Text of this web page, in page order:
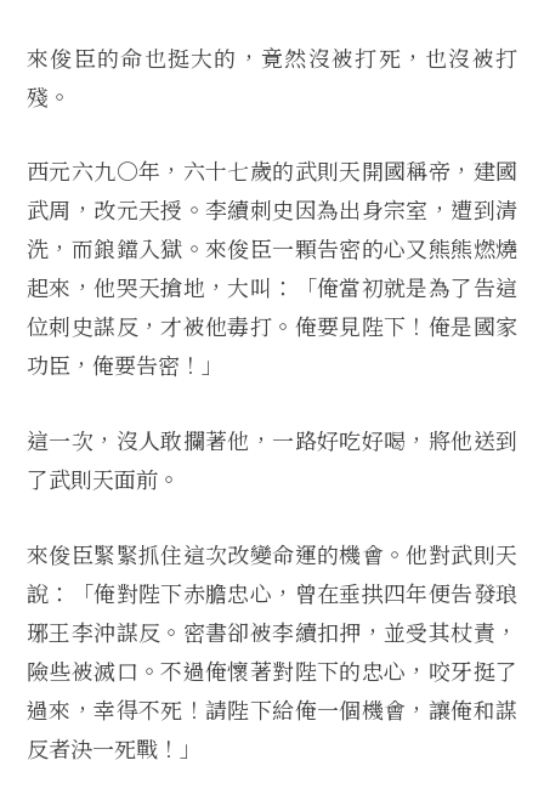
來俊臣的命也挺大的，竟然沒被打死，也沒被打
殘。
西元六九○年，六十七歲的武則天開國稱帝，建國
武周，改元天授。李續刺史因為出身宗室，遭到清
洗，而鋃鐺入獄。來俊臣一顆告密的心又熊熊燃燒
起來，他哭天搶地，大叫：「俺當初就是為了告這
位刺史謀反，才被他毒打。俺要見陛下！俺是國家
功臣，俺要告密！」
這一次，沒人敢攔著他，一路好吃好喝，將他送到
了武則天面前。
來俊臣緊緊抓住這次改變命運的機會。他對武則天
說：「俺對陛下赤膽忠心，曾在垂拱四年便告發琅
琊王李沖謀反。密書卻被李續扣押，並受其杖責，
險些被滅口。不過俺懷著對陛下的忠心，咬牙挺了
過來，幸得不死！請陛下給俺一個機會，讓俺和謀
反者決一死戰！」